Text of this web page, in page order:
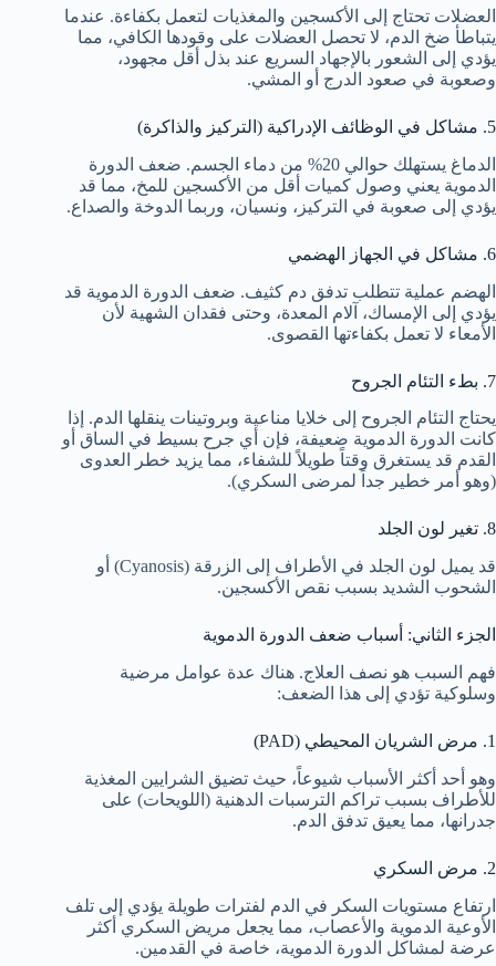
العضلات تحتاج إلى الأكسجين والمغذيات لتعمل بكفاءة. عندما
يتباطأ ضخ الدم، لا تحصل العضلات على وقودها الكافي، مما
يؤدي إلى الشعور بالإجهاد السريع عند بذل أقل مجهود،
وصعوبة في صعود الدرج أو المشي.
5. مشاكل في الوظائف الإدراكية (التركيز والذاكرة)
الدماغ يستهلك حوالي 20% من دماء الجسم. ضعف الدورة
الدموية يعني وصول كميات أقل من الأكسجين للمخ، مما قد
يؤدي إلى صعوبة في التركيز، ونسيان، وربما الدوخة والصداع.
6. مشاكل في الجهاز الهضمي
الهضم عملية تتطلب تدفق دم كثيف. ضعف الدورة الدموية قد
يؤدي إلى الإمساك، آلام المعدة، وحتى فقدان الشهية لأن
الأمعاء لا تعمل بكفاءتها القصوى.
7. بطء التئام الجروح
يحتاج التئام الجروح إلى خلايا مناعية وبروتينات ينقلها الدم. إذا
كانت الدورة الدموية ضعيفة، فإن أي جرح بسيط في الساق أو
القدم قد يستغرق وقتاً طويلاً للشفاء، مما يزيد خطر العدوى
(وهو أمر خطير جداً لمرضى السكري).
8. تغير لون الجلد
قد يميل لون الجلد في الأطراف إلى الزرقة (Cyanosis) أو
الشحوب الشديد بسبب نقص الأكسجين.
الجزء الثاني: أسباب ضعف الدورة الدموية
فهم السبب هو نصف العلاج. هناك عدة عوامل مرضية
وسلوكية تؤدي إلى هذا الضعف:
1. مرض الشريان المحيطي (PAD)
وهو أحد أكثر الأسباب شيوعاً، حيث تضيق الشرايين المغذية
للأطراف بسبب تراكم الترسبات الدهنية (اللويحات) على
جدرانها، مما يعيق تدفق الدم.
2. مرض السكري
ارتفاع مستويات السكر في الدم لفترات طويلة يؤدي إلى تلف
الأوعية الدموية والأعصاب، مما يجعل مريض السكري أكثر
عرضة لمشاكل الدورة الدموية، خاصة في القدمين.